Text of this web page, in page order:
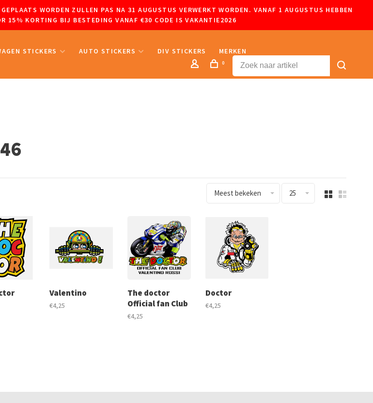
WORDEN ZULLEN PAS NA 31 AUGUSTUS VERWERKT WORDEN. VANAF 1 AUGUSTUS HEBBEN
15% KORTING BIJ BESTEDING VANAF €30 CODE IS VAKANTIE2026
STICKERS AUTO STICKERS DIV STICKERS MERKEN
0
Meest bekeken 25
Valentino
€4,25
The doctor
Official fan Club
€4,25
Doctor
€4,25